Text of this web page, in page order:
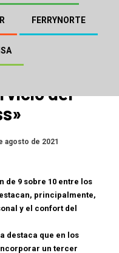
FERRYNORTE
a
en el
del
agosto de 2021
de 9 sobre 10 entre los
principalmente,
y el confort del
destaca que en los
un tercer